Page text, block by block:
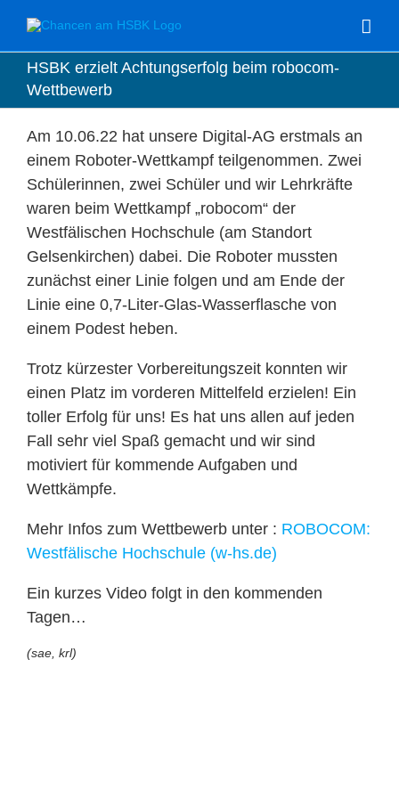
Inhalt
springen
HSBK erzielt Achtungserfolg beim robocom-
Wettbewerb
Am 10.06.22 hat unsere Digital-AG erstmals an
einem Roboter-Wettkampf teilgenommen. Zwei
Schülerinnen, zwei Schüler und wir Lehrkräfte
waren beim Wettkampf „robocom“ der
Westfälischen Hochschule (am Standort
Gelsenkirchen) dabei. Die Roboter mussten
zunächst einer Linie folgen und am Ende der
Linie eine 0,7-Liter-Glas-Wasserflasche von
einem Podest heben.
Trotz kürzester Vorbereitungszeit konnten wir
einen Platz im vorderen Mittelfeld erzielen! Ein
toller Erfolg für uns! Es hat uns allen auf jeden
Fall sehr viel Spaß gemacht und wir sind
motiviert für kommende Aufgaben und
Wettkämpfe.
Mehr Infos zum Wettbewerb unter : ROBOCOM:
Westfälische Hochschule (w-hs.de)
Ein kurzes Video folgt in den kommenden
Tagen…
(sae, krl)